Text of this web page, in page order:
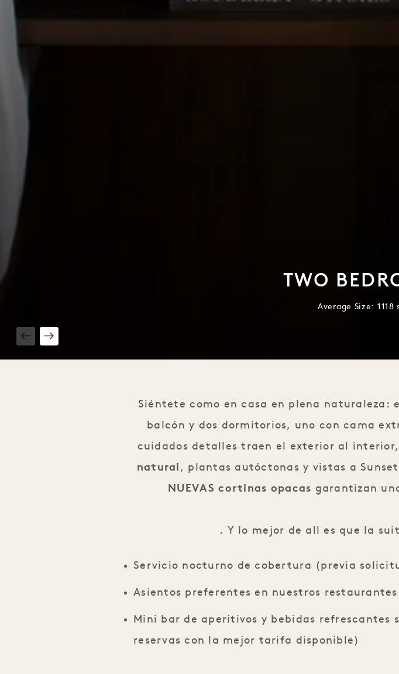
TWO
Average Size:
Siéntete como en casa en plena naturaleza:
balcón y dos dormitorios, uno con cama
cuidados detalles traen el exterior al
natural , plantas autóctonas y vistas a
NUEVAS cortinas opacas garantizan
. Y lo mejor de all es que la
Servicio nocturno de cobertura (previa
Asientos preferentes en nuestros
Mini bar de aperitivos y bebidas
reservas con la mejor tarifa disponible)